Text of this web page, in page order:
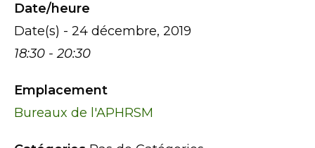
Date/heure
Date(s) - 24 décembre, 2019
18:30 - 20:30
Emplacement
Bureaux de l'APHRSM